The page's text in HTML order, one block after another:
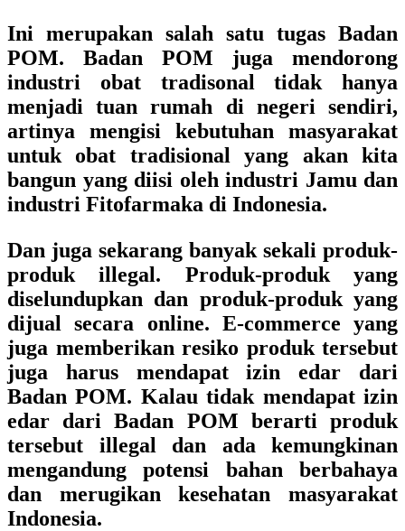
Ini merupakan salah satu tugas Badan
POM. Badan POM juga mendorong
industri obat tradisonal tidak hanya
menjadi tuan rumah di negeri sendiri,
artinya mengisi kebutuhan masyarakat
untuk obat tradisional yang akan kita
bangun yang diisi oleh industri Jamu dan
industri Fitofarmaka di Indonesia.
Dan juga sekarang banyak sekali produk-
produk illegal. Produk-produk yang
diselundupkan dan produk-produk yang
dijual secara online. E-commerce yang
juga memberikan resiko produk tersebut
juga harus mendapat izin edar dari
Badan POM. Kalau tidak mendapat izin
edar dari Badan POM berarti produk
tersebut illegal dan ada kemungkinan
mengandung potensi bahan berbahaya
dan merugikan kesehatan masyarakat
Indonesia.